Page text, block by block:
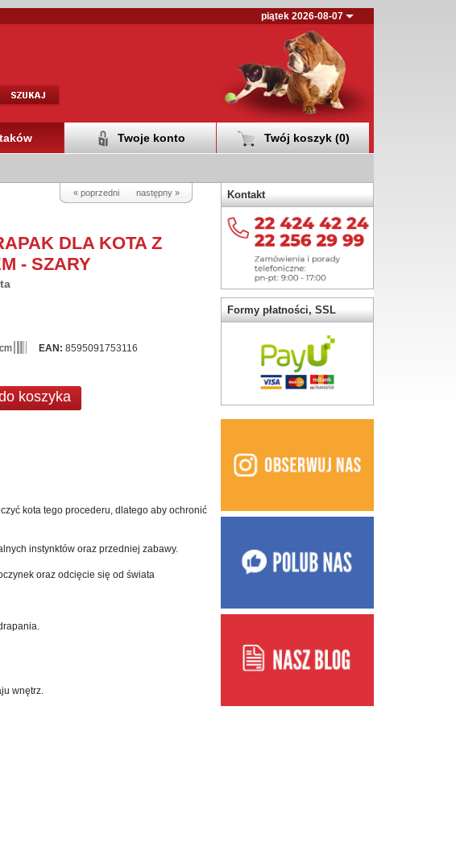
piątek 2026-08-07
Twoje konto Twój koszyk (0)
« poprzedni następny »
DLA KOTA Z
- SZARY
EAN: 8595091753116
kota tego procederu, dlatego aby ochronić
instynktów oraz przedniej zabawy.
oraz odcięcie się od świata
wnętrz.
Kontakt
Formy płatności, SSL